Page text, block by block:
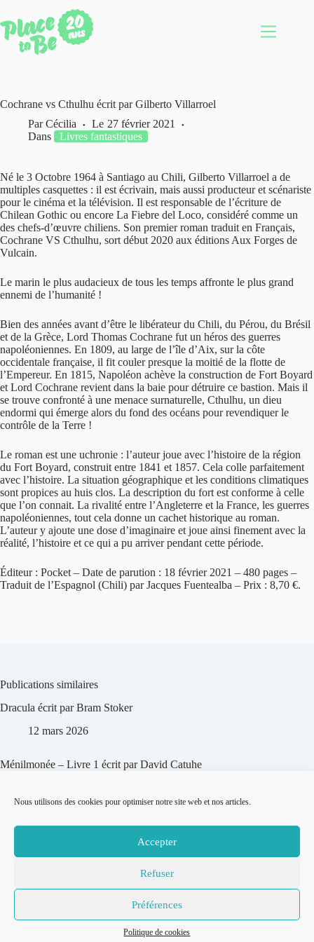
Nous utilisons des cookies pour optimiser notre site web et nos articles.
Accepter
Refuser
Préférences
Politique de cookies
au
contenu
Cochrane vs Cthulhu écrit par Gilberto Villarroel
Par Cécilia Le 27 février 2021
Dans
Livres fantastiques
Né le 3 Octobre 1964 à Santiago au Chili, Gilberto Villarroel a de
multiples casquettes : il est écrivain, mais aussi producteur et scénariste
pour le cinéma et la télévision. Il est responsable de l’écriture de
Chilean Gothic ou encore La Fiebre del Loco, considéré comme un
des chefs-d’œuvre chiliens. Son premier roman traduit en Français,
Cochrane VS Cthulhu, sort début 2020 aux éditions Aux Forges de
Vulcain.
Le marin le plus audacieux de tous les temps affronte le plus grand
ennemi de l’humanité !
Bien des années avant d’être le libérateur du Chili, du Pérou, du Brésil
et de la Grèce, Lord Thomas Cochrane fut un héros des guerres
napoléoniennes. En 1809, au large de l’île d’Aix, sur la côte
occidentale française, il fit couler presque la moitié de la flotte de
l’Empereur. En 1815, Napoléon achève la construction de Fort Boyard
et Lord Cochrane revient dans la baie pour détruire ce bastion. Mais il
se trouve confronté à une menace surnaturelle, Cthulhu, un dieu
endormi qui émerge alors du fond des océans pour revendiquer le
contrôle de la Terre !
Le roman est une uchronie : l’auteur joue avec l’histoire de la région
du Fort Boyard, construit entre 1841 et 1857. Cela colle parfaitement
avec l’histoire. La situation géographique et les conditions climatiques
sont propices au huis clos. La description du fort est conforme à celle
que l’on connait. La rivalité entre l’Angleterre et la France, les guerres
napoléoniennes, tout cela donne un cachet historique au roman.
L’auteur y ajoute une dose d’imaginaire et joue ainsi finement avec la
réalité, l’histoire et ce qui a pu arriver pendant cette période.
Éditeur : Pocket – Date de parution : 18 février 2021 – 480 pages –
Traduit de l’Espagnol (Chili) par Jacques Fuentealba – Prix : 8,70 €.
Publications similaires
Dracula écrit par Bram Stoker
12 mars 2026
Ménilmonée – Livre 1 écrit par David Catuhe
© 2007-2026
Réalisation
Politique de cookies